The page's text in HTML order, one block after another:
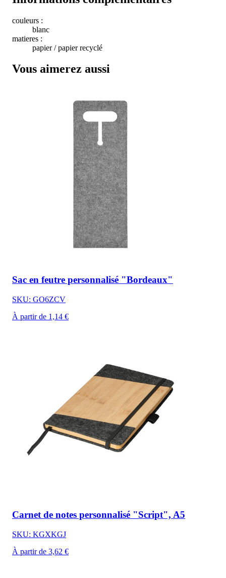
couleurs :
blanc
matieres :
papier / papier recyclé
Vous aimerez aussi
Sac en feutre personnalisé "Bordeaux"
SKU: GO6ZCV
À partir de 1,14 €
Carnet de notes personnalisé "Script", A5
SKU: KGXKGJ
À partir de 3,62 €